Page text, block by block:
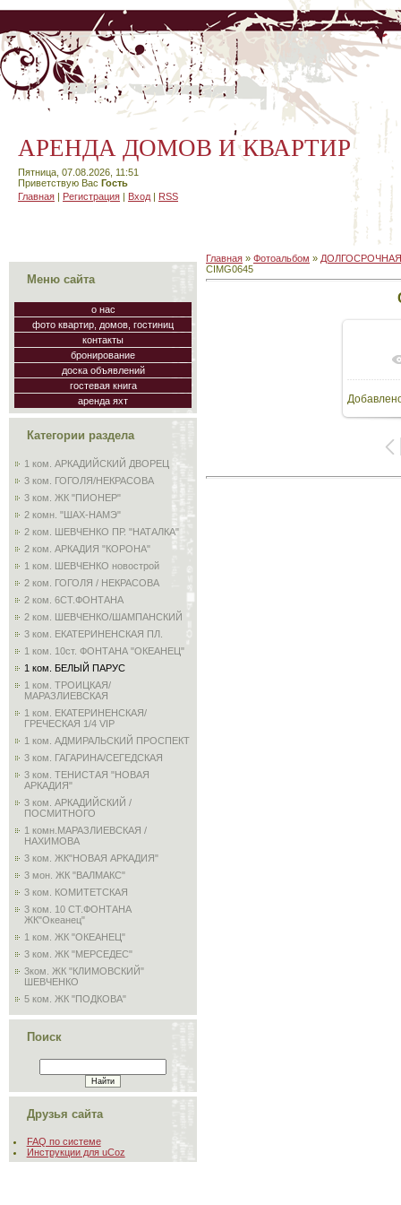
АРЕНДА ДОМОВ И КВАРТИР
Пятница, 07.08.2026, 11:51
Приветствую Вас Гость
Главная | Регистрация | Вход | RSS
Меню сайта
о нас
фото квартир, домов, гостиниц
контакты
бронирование
доска объявлений
гостевая книга
аренда яхт
Категории раздела
1 ком. АРКАДИЙСКИЙ ДВОРЕЦ
3 ком. ГОГОЛЯ/НЕКРАСОВА
3 ком. ЖК "ПИОНЕР"
2 комн. "ШАХ-НАМЭ"
2 ком. ШЕВЧЕНКО ПР. "НАТАЛКА"
2 ком. АРКАДИЯ "КОРОНА"
1 ком. ШЕВЧЕНКО новострой
2 ком. ГОГОЛЯ / НЕКРАСОВА
2 ком. 6СТ.ФОНТАНА
2 ком. ШЕВЧЕНКО/ШАМПАНСКИЙ
3 ком. ЕКАТЕРИНЕНСКАЯ ПЛ.
1 ком. 10ст. ФОНТАНА "ОКЕАНЕЦ"
1 ком. БЕЛЫЙ ПАРУС
1 ком. ТРОИЦКАЯ/
МАРАЗЛИЕВСКАЯ
1 ком. ЕКАТЕРИНЕНСКАЯ/
ГРЕЧЕСКАЯ 1/4 VIP
1 ком. АДМИРАЛЬСКИЙ ПРОСПЕКТ
3 ком. ГАГАРИНА/СЕГЕДСКАЯ
3 ком. ТЕНИСТАЯ "НОВАЯ
АРКАДИЯ"
3 ком. АРКАДИЙСКИЙ /
ПОСМИТНОГО
1 комн.МАРАЗЛИЕВСКАЯ /
НАХИМОВА
3 ком. ЖК"НОВАЯ АРКАДИЯ"
3 мон. ЖК "ВАЛМАКС"
3 ком. КОМИТЕТСКАЯ
3 ком. 10 СТ.ФОНТАНА
ЖК"Океанец"
1 ком. ЖК "ОКЕАНЕЦ"
3 ком. ЖК "МЕРСЕДЕС"
3ком. ЖК "КЛИМОВСКИЙ"
ШЕВЧЕНКО
5 ком. ЖК "ПОДКОВА"
Поиск
Друзья сайта
FAQ по системе
Инструкции для uCoz
Главная » Фотоальбом »
CIMG0645